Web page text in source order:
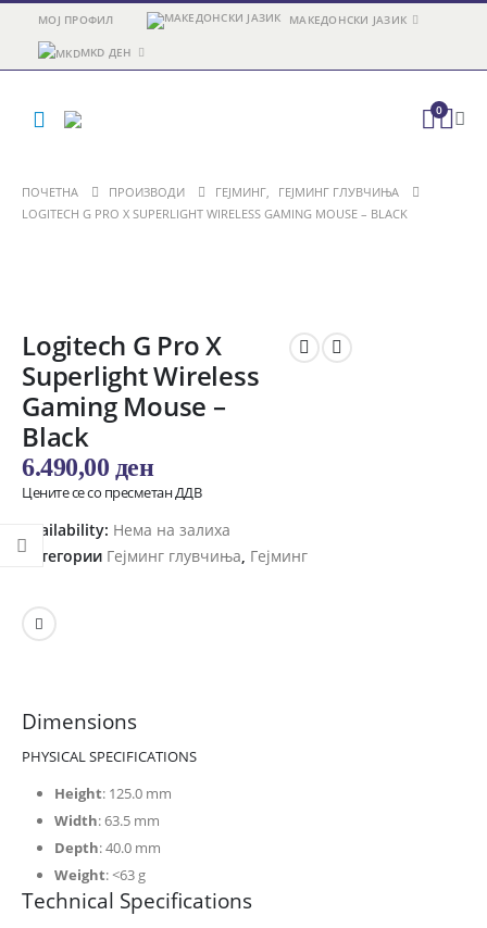
МОЈ ПРОФИЛ МАКЕДОНСКИ ЈАЗИК
MKD ДЕН
0
ПОЧЕТНА ПРОИЗВОДИ ГЕЈМИНГ,
ГЕЈМИНГ ГЛУВЧИЊА
LOGITECH G PRO X SUPERLIGHT WIRELESS GAMING MOUSE – BLACK
Logitech G Pro X
Superlight Wireless
Gaming Mouse –
Black
6.490,00 ден
Цените се со пресметан ДДВ
Availability: Нема на залиха
Категории Гејминг глувчиња, Гејминг
Dimensions
PHYSICAL SPECIFICATIONS
Height: 125.0 mm
Width: 63.5 mm
Depth: 40.0 mm
Weight: <63 g
Technical Specifications